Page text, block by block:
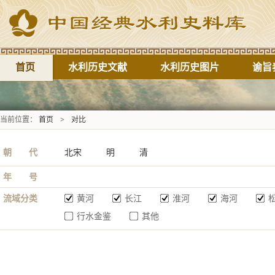
首页 水利历史文献 水利历史图片 谕旨
当前位置： 首页 > 对比
朝 代 北宋 明 清
年 号
流域分类
黄河 长江 淮河 海河
行水金鉴
其他